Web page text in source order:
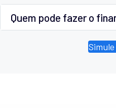
Quem pode fazer o